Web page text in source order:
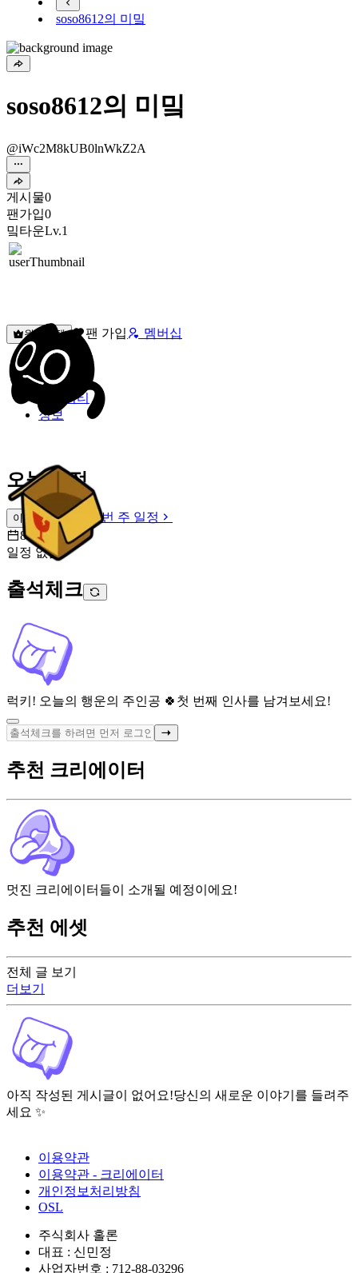
soso8612의 미밐
soso8612의 미밐
@iWc2M8kUB0lnWkZ2A
게시물0
팬가입0
밐타운Lv.1
원픽선택 팬 가입 멤버십
밐타운
피드
커뮤니티
정보
오늘 일정
이번 주 일정
이번 주 일정
8월 9일 [일]
일정 없음
출석체크
럭키! 오늘의 행운의 주인공 🍀 첫 번째 인사를 남겨보세요!
전체 글 보기
더보기
아직 작성된 게시글이 없어요!당신의 새로운 이야기를 들려주
세요 ✨
추천 크리에이터
멋진 크리에이터들이 소개될 예정이에요!
추천 에셋
이용약관
이용약관 - 크리에이터
개인정보처리방침
OSL
주식회사 홀론
대표 : 신민정
사업자번호 : 712-88-03296